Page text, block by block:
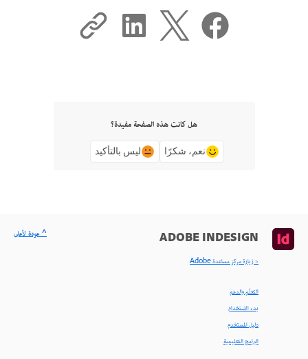
هل كانت هذه الصفحة مفيدة؟
نعم، شكرًا ليس بالتأكيد
ADOBE INDESIGN
< زيارة مركز مساعدة Adobe
التعلّم والدعم
بدء الاستخدام
دليل المستخدم
البرامج التعليمية
^ عودة لأعلى